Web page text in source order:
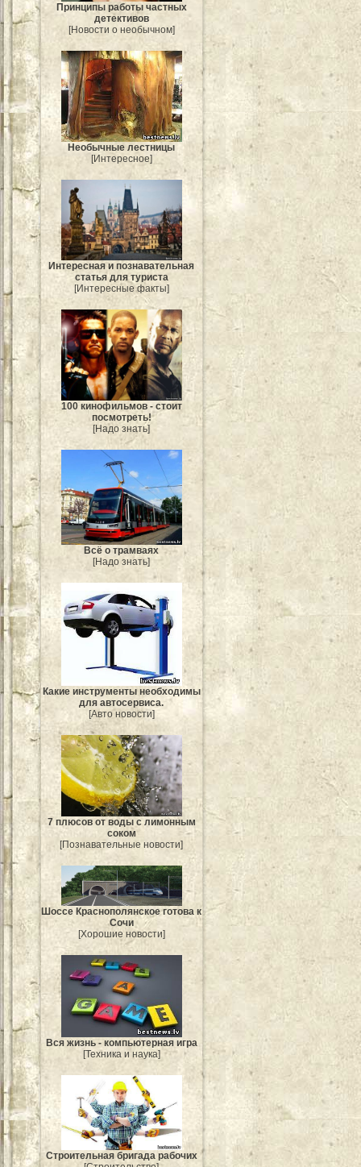
Принципы работы частных
детективов
[Новости о необычном]
Необычные лестницы
[Интересное]
Интересная и познавательная
статья для туриста
[Интересные факты]
100 кинофильмов - стоит
посмотреть!
[Надо знать]
Всё о трамваях
[Надо знать]
Какие инструменты необходимы
для автосервиса.
[Авто новости]
7 плюсов от воды с лимонным
соком
[Познавательные новости]
Шоссе Краснополянское готова к
Сочи
[Хорошие новости]
Вся жизнь - компьютерная игра
[Техника и наука]
Строительная бригада рабочих